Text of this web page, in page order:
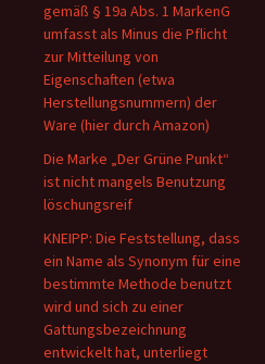
gemäß § 19a Abs. 1 MarkenG
umfasst als Minus die Pflicht
zur Mitteilung von
Eigenschaften (etwa
Herstellungsnummern) der
Ware (hier durch Amazon)
Die Marke „Der Grüne Punkt“
ist nicht mangels Benutzung
löschungsreif
KNEIPP: Die Feststellung, dass
ein Name als Synonym für eine
bestimmte Methode benutzt
wird und sich zu einer
Gattungsbezeichnung
entwickelt hat, unterliegt